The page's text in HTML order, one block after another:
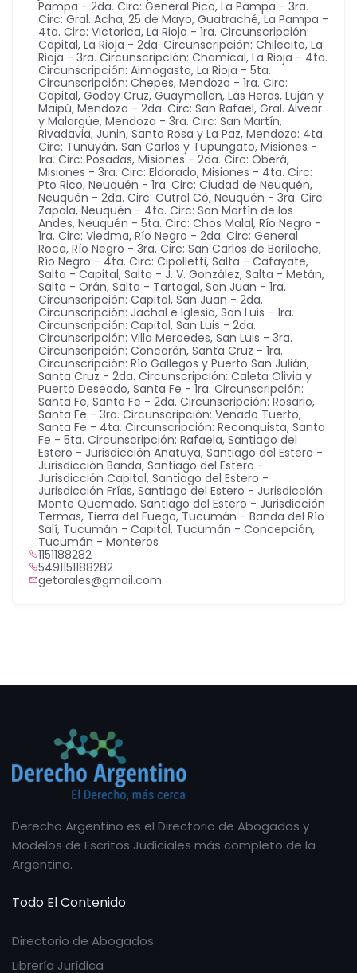
Pampa - 2da. Circ: General Pico, La Pampa - 3ra.
Circ: Gral. Acha, 25 de Mayo, Guatraché, La Pampa -
4ta. Circ: Victorica, La Rioja - 1ra. Circunscripción:
Capital, La Rioja - 2da. Circunscripción: Chilecito, La
Rioja - 3ra. Circunscripción: Chamical, La Rioja - 4ta.
Circunscripción: Aimogasta, La Rioja - 5ta.
Circunscripción: Chepes, Mendoza - 1ra. Circ:
Capital, Godoy Cruz, Guaymallen, Las Heras, Luján y
Maipú, Mendoza - 2da. Circ: San Rafael, Gral. Alvear
y Malargüe, Mendoza - 3ra. Circ: San Martín,
Rivadavia, Junin, Santa Rosa y La Paz, Mendoza: 4ta.
Circ: Tunuyán, San Carlos y Tupungato, Misiones -
1ra. Circ: Posadas, Misiones - 2da. Circ: Oberá,
Misiones - 3ra. Circ: Eldorado, Misiones - 4ta. Circ:
Pto Rico, Neuquén - 1ra. Circ: Ciudad de Neuquén,
Neuquén - 2da. Circ: Cutral Có, Neuquén - 3ra. Circ:
Zapala, Neuquén - 4ta. Circ: San Martín de los
Andes, Neuquén - 5ta. Circ: Chos Malal, Río Negro -
1ra. Circ: Viedma, Río Negro - 2da. Circ: General
Roca, Río Negro - 3ra. Circ: San Carlos de Bariloche,
Río Negro - 4ta. Circ: Cipolletti, Salta - Cafayate,
Salta - Capital, Salta - J. V. González, Salta - Metán,
Salta - Orán, Salta - Tartagal, San Juan - 1ra.
Circunscripción: Capital, San Juan - 2da.
Circunscripción: Jachal e Iglesia, San Luis - 1ra.
Circunscripción: Capital, San Luis - 2da.
Circunscripción: Villa Mercedes, San Luis - 3ra.
Circunscripción: Concarán, Santa Cruz - 1ra.
Circunscripción: Río Gallegos y Puerto San Julián,
Santa Cruz - 2da. Circunscripción: Caleta Olivia y
Puerto Deseado, Santa Fe - 1ra. Circunscripción:
Santa Fe, Santa Fe - 2da. Circunscripción: Rosario,
Santa Fe - 3ra. Circunscripción: Venado Tuerto,
Santa Fe - 4ta. Circunscripción: Reconquista, Santa
Fe - 5ta. Circunscripción: Rafaela, Santiago del
Estero - Jurisdicción Añatuya, Santiago del Estero -
Jurisdicción Banda, Santiago del Estero -
Jurisdicción Capital, Santiago del Estero -
Jurisdicción Frías, Santiago del Estero - Jurisdicción
Monte Quemado, Santiago del Estero - Jurisdicción
Termas, Tierra del Fuego, Tucumán - Banda del Río
Salí, Tucumán - Capital, Tucumán - Concepción,
Tucumán - Monteros
1151188282
5491151188282
getorales@gmail.com
Derecho Argentino es el Directorio de Abogados y
Modelos de Escritos Judiciales más completo de la
Argentina.
Todo El Contenido
Directorio de Abogados
Librería Jurídica